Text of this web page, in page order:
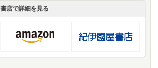
書店で詳細を見る